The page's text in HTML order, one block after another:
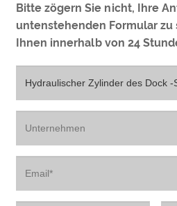
Bitte zögern Sie nicht, Ihre
untenstehenden Formular
Ihnen innerhalb von 24